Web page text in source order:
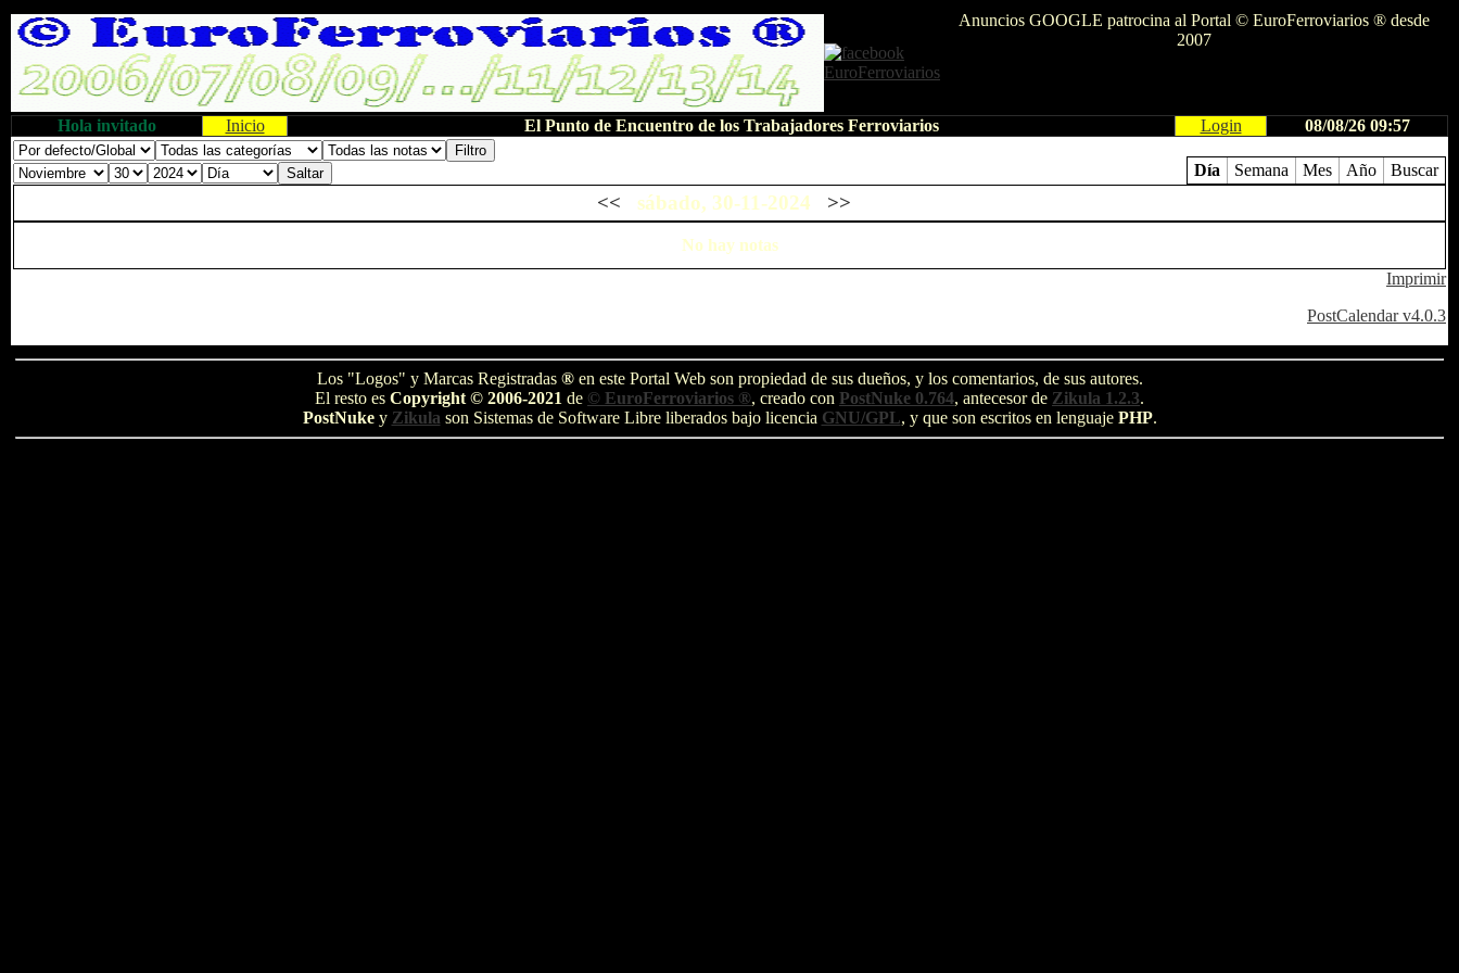
Anuncios GOOGLE patrocina al Portal © EuroFerroviarios ® desde
2007
Hola invitado Inicio El Punto de Encuentro de los Trabajadores Ferroviarios Login 08/08/26 09:57
Día Semana Mes Año Buscar
<< sábado, 30-11-2024 >>
No hay notas
Imprimir
PostCalendar v4.0.3
Los "Logos" y Marcas Registradas ®en este Portal Web son propiedad de sus dueños, y los comentarios, de sus autores.
El resto es Copyright © 2006-2021 de © EuroFerroviarios ®, creado con PostNuke 0.764, antecesor de Zikula 1.2.3.
PostNukey Zikula son Sistemas de Software Libre liberados bajo licencia GNU/GPL, y que son escritos en lenguaje PHP.